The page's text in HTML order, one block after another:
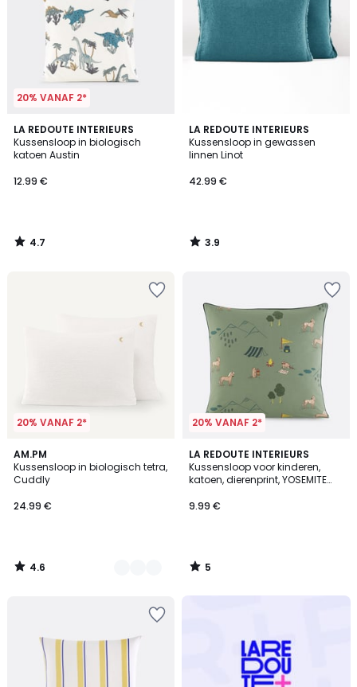
20% VANAF 2*
LA REDOUTE INTERIEURS
Kussensloop in biologisch
katoen Austin
12.99 €
4.7
/ 5
4.7
/
LA REDOUTE INTERIEURS
Kussensloop in gewassen
linnen Linot
42.99 €
3.9
/ 5
3.9
/
20% VANAF 2*
AM.PM
Kussensloop in biologisch tetra,
Cuddly
24.99 €
4.6
/ 5
3
Kleuren
4.6
/
20% VANAF 2*
LA REDOUTE INTERIEURS
Kussensloop voor kinderen,
katoen, dierenprint, YOSEMITE
9.99 €
5
/
5
5
/